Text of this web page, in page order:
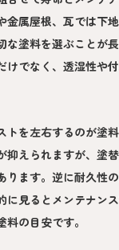
金属屋根、瓦では下
な塗料を選ぶことが
けでなく、透湿性や
トを左右するのが塗
抑えられますが、塗
ります。逆に耐久性
に見るとメンテナン
の目安です。